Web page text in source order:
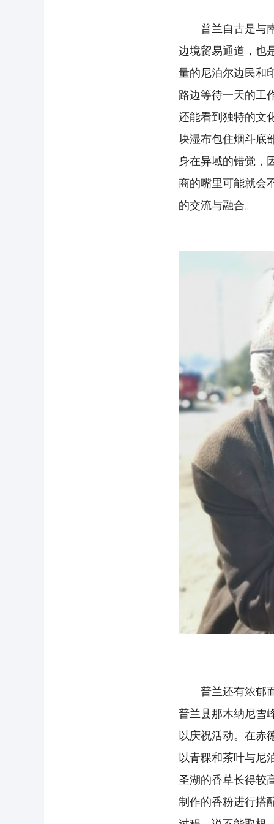
普兰自古是与南
边境贸易通道，也
量的尼泊尔边民和
路边等待一天的工
还能看到独特的文
块湿布包住烟斗底
身在异域的错觉，
商的嘴里可能就会
的交流与融合。
普兰还有浓郁而
普兰县那木纳尼雪
以庆祝活动。在赤
以青稞和茶叶与尼
圣湖的香草长得较
制作的香粉进行搭